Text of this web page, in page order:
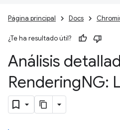
Página principal Docs
¿Te ha resultado útil?
Análisis
RenderingNG: